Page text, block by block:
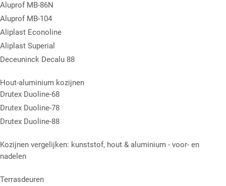
Aluprof MB-86N
Aluprof MB-104
Aliplast Econoline
Aliplast Superial
Deceuninck Decalu 88
Hout-aluminium kozijnen
Drutex Duoline-68
Drutex Duoline-78
Drutex Duoline-88
Kozijnen vergelijken: kunststof, hout & aluminium - voor- en
nadelen
Terrasdeuren